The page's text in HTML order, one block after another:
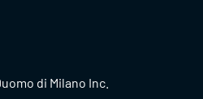
di Milano Inc.